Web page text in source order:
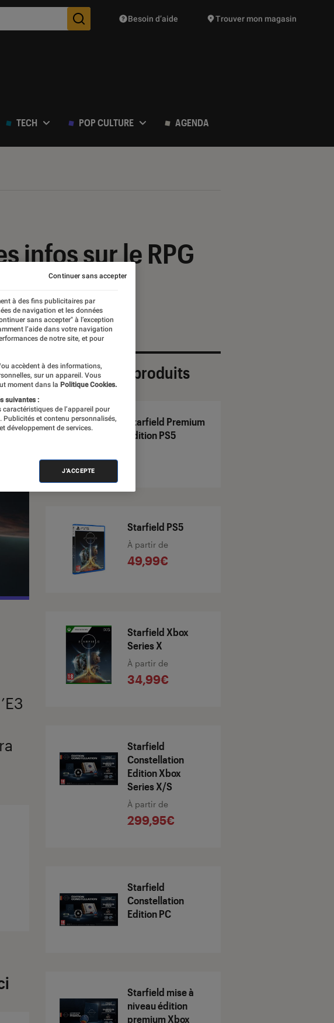
Des suggestions de produits vont vous être proposées
Besoin d’aide Trouver mon magasin
TECH POP CULTURE AGENDA
infos sur le RPG
Sélection de produits
Starfield Premium
Edition PS5
Starfield PS5
À partir de
49,99€
Starfield Xbox
Series X
À partir de
34,99€
Starfield
Constellation
Edition Xbox
Series X/S
À partir de
299,95€
Starfield
Constellation
Edition PC
Starfield mise à
niveau édition
premium Xbox
à des fins publicitaires par
de navigation et les données
sans accepter" à l’exception
l’aide dans votre navigation
de notre site, et pour
accèdent à des informations,
sur un appareil. Vous
moment dans la Politique Cookies.
suivantes :
de l’appareil pour
Publicités et contenu personnalisés,
développement de services.
J'ACCEPTE
Continuer sans accepter